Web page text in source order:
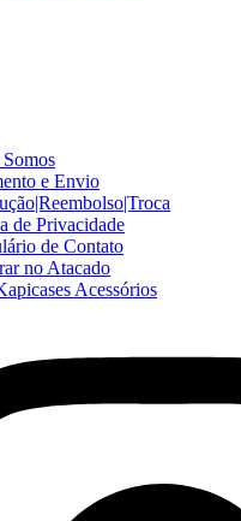
e Envio
de Privacidade
de Contato
no Atacado
Acessórios